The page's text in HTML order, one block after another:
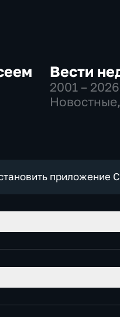
Вести
2001 – 2026
Новостные,
приложение